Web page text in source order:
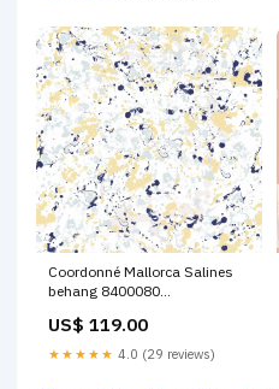
Coordonné Mallorca Salines
behang 8400080
US$ 119.00
★★★★★ 4.0 (29 reviews)